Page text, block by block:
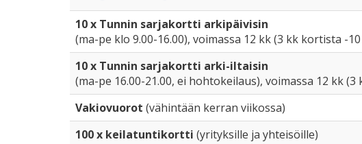
10 x Tunnin sarjakortti arkipäivisin
(ma-pe klo 9.00-16.00), voimassa 12 kk (3 kk kortista -
10 x Tunnin sarjakortti arki-iltaisin
(ma-pe 16.00-21.00, ei hohtokeilaus), voimassa 12 kk
Vakiovuorot (vähintään kerran viikossa)
100 x keilatuntikortti (yrityksille ja yhteisöille)